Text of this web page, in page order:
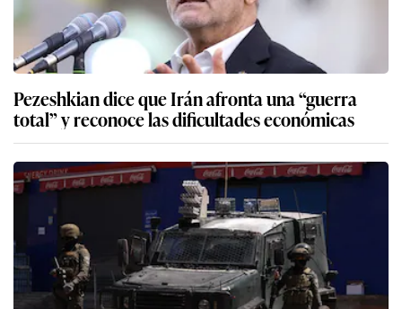
Pezeshkian dice que Irán afronta una “guerra
total” y reconoce las dificultades económicas